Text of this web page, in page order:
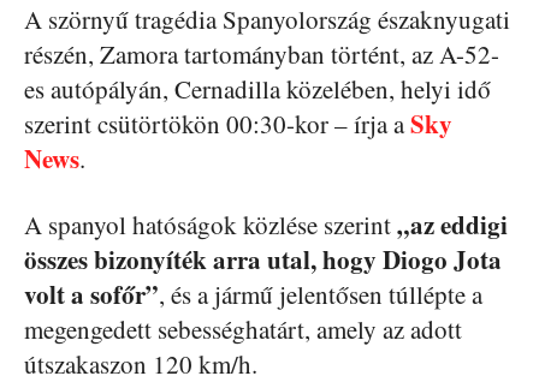
A szörnyű tragédia Spanyolország északnyugati
részén, Zamora tartományban történt, az A-52-
es autópályán, Cernadilla közelében, helyi idő
szerint csütörtökön 00:30-kor – írja aSky
News.
A spanyol hatóságok közlése szerint„az eddigi
összes bizonyíték arra utal, hogy Diogo Jota
volt a sofőr”, és a jármű jelentősen túllépte a
megengedett sebességhatárt, amely az adott
útszakaszon 120 km/h.